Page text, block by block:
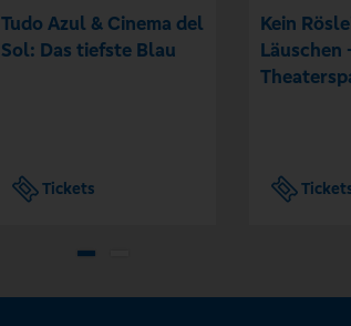
Tudo Azul & Cinema del
Sol: Das tiefste Blau
Tickets
Kein
Läuschen